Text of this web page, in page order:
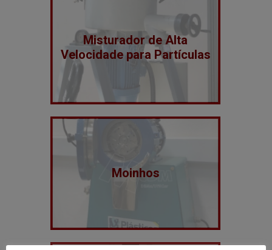
Misturador de Alta
Velocidade para Partículas
Moinhos